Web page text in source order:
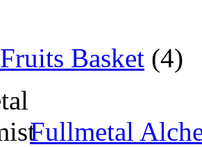
Fruits Basket (4)
Fullmetal